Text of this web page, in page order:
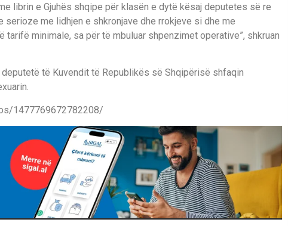
librin e Gjuhës shqipe për klasën e dytë kësaj deputetes së re
serioze me lidhjen e shkronjave dhe rrokjeve si dhe me
tarifë minimale, sa për të mbuluar shpenzimet operative”, shkruan
të Kuvendit të Republikës së Shqipërisë shfaqin
1477769672782208/